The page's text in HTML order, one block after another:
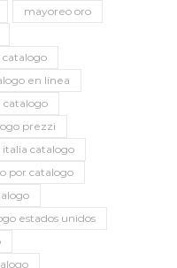
mayoreo oro
catalogo
en línea
catalogo
prezzi
italia catalogo
por catalogo
estados unidos